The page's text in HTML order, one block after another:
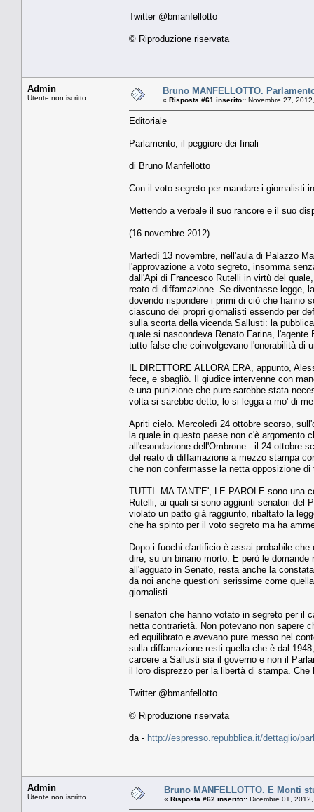
Twitter @bmanfellotto
© Riproduzione riservata
Admin
Utente non iscritto
Bruno MANFELLOTTO.
« Risposta #61 inserito:: Novembre 27,
Editoriale
Parlamento, il peggiore dei finali
di Bruno Manfellotto
Con il voto segreto per mandare i giornalisti
Mettendo a verbale il suo rancore e il suo
(16 novembre 2012)
Martedì 13 novembre, nell'aula di Palazzo
l'approvazione a voto segreto, insomma
dall'Api di Francesco Rutelli in virtù del
reato di diffamazione. Se diventasse legge,
dovendo rispondere i primi di ciò che hanno
ciascuno dei propri giornalisti essendo per
sulla scorta della vicenda Sallusti: la
quale si nascondeva Renato Farina,
tutto false che coinvolgevano l'onorabilità di
IL DIRETTORE ALLORA ERA, appunto,
fece, e sbagliò. Il giudice intervenne con
e una punizione che pure sarebbe stata
volta si sarebbe detto, lo si legga a mo' di
Apriti cielo. Mercoledì 24 ottobre scorso,
la quale in questo paese non c'è argomento
all'esondazione dell'Ombrone - il 24 ottobre
del reato di diffamazione a mezzo stampa
che non confermasse la netta opposizione
TUTTI. MA TANT'E', LE PAROLE sono una
Rutelli, ai quali si sono aggiunti senatori del
violato un patto già raggiunto, ribaltato la
che ha spinto per il voto segreto ma ha
Dopo i fuochi d'artificio è assai probabile
dire, su un binario morto. E però le
all'agguato in Senato, resta anche la
da noi anche questioni serissime come
giornalisti.
I senatori che hanno votato in segreto per il
netta contrarietà. Non potevano non sapere
ed equilibrato e avevano pure messo nel
sulla diffamazione resti quella che è dal
carcere a Sallusti sia il governo e non il
il loro disprezzo per la libertà di stampa. Che
Twitter @bmanfellotto
© Riproduzione riservata
da - http://espresso.repubblica.it/dettaglio/
Admin
Utente non iscritto
Bruno MANFELLOTTO. E Monti
« Risposta #62 inserito:: Dicembre 01,